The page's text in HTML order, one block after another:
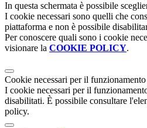
In questa schermata è possibile
I cookie necessari sono quelli che
piattaforma e non è possibile
Per conoscere quali sono i cookie
visionare la COOKIE POLICY.
Cookie necessari per il funzionamento
I cookie necessari per il
disabilitati. È possibile consultare
policy.